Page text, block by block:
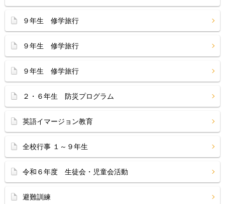
９年生 修学旅行
９年生 修学旅行
９年生 修学旅行
２・６年生 防災プログラム
英語イマージョン教育
全校行事 １～９年生
令和６年度 生徒会・児童会活動
避難訓練